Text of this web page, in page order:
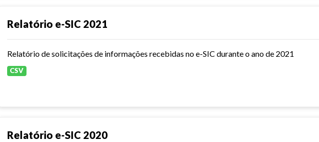
Relatório e-SIC 2021
Relatório de solicitações de informações recebidas no e-SIC durante o ano de 2021
CSV
Relatório e-SIC 2020